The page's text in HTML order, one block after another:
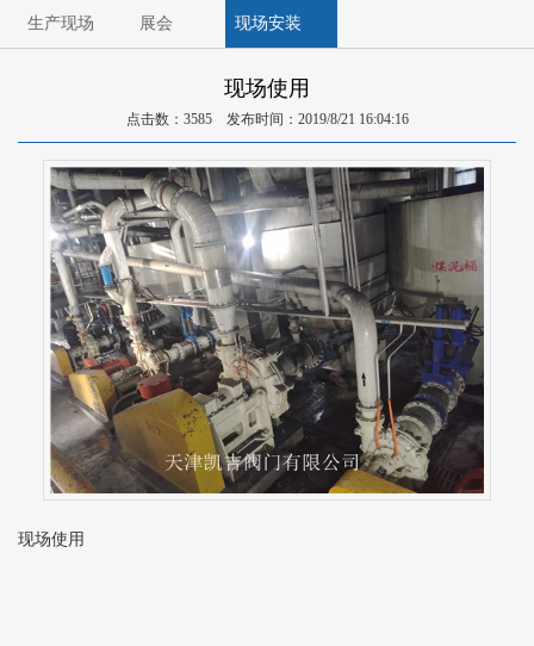
生产现场 展会 现场安装
现场使用
点击数：3585 发布时间：2019/8/21 16:04:16
现场使用